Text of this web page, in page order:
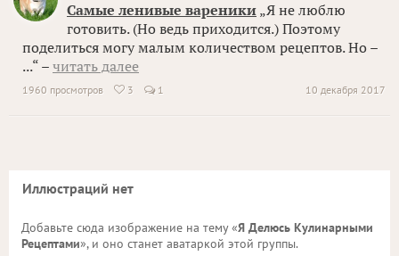
Самые ленивые вареники „Я не люблю
готовить. (Но ведь приходится.) Поэтому
поделиться могу малым количеством рецептов. Но –
...“ – читать далее
10 декабря 2017
1960 просмотров  3 1
Иллюстраций нет
Добавьте сюда изображение на тему «Я Делюсь Кулинарными
Рецептами», и оно станет аватаркой этой группы.